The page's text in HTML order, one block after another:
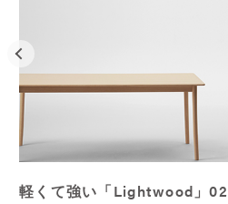
軽くて強い「Lightwood」02